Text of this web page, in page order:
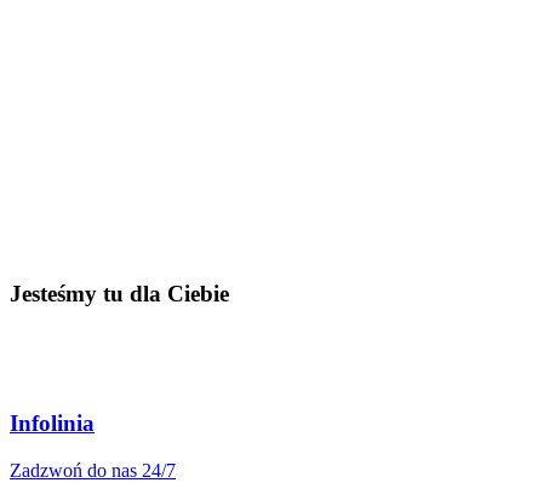
Jesteśmy tu dla Ciebie
Infolinia
Zadzwoń do nas 24/7